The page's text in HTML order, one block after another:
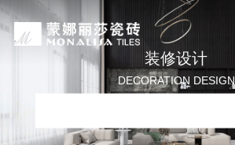
装修设计
DECORATION DESIGN